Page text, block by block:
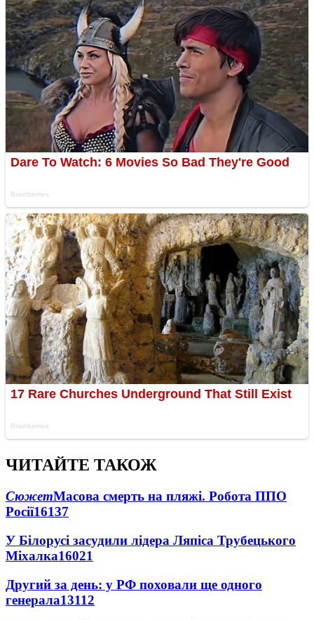
ЧИТАЙТЕ ТАКОЖ
СюжетМасова смерть на пляжі. Робота ППО
Росії16137
У Білорусі засудили лідера Ляпіса Трубецького
Міхалка16021
Другий за день: у РФ поховали ще одного
генерала13112